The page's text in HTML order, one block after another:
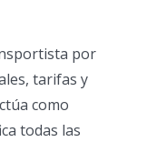
por
tarifas y
como
todas las